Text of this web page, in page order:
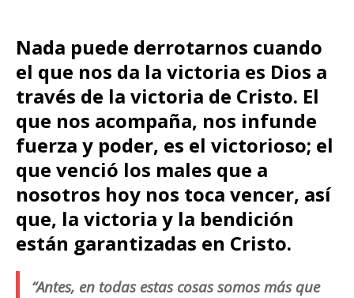
Nada puede derrotarnos cuando
el que nos da la victoria es Dios a
través de la victoria de Cristo. El
que nos acompaña, nos infunde
fuerza y poder, es el victorioso; el
que venció los males que a
nosotros hoy nos toca vencer, así
que, la victoria y la bendición
están garantizadas en Cristo.
“Antes, en todas estas cosas somos más que